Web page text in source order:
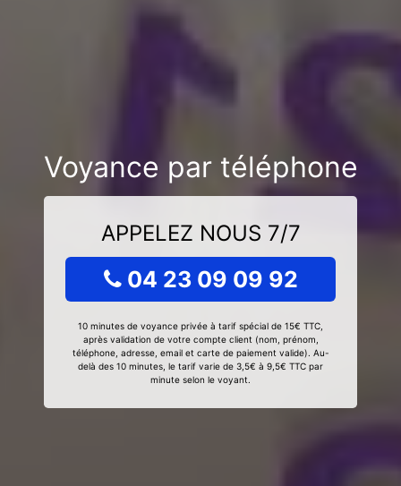
Voyance par téléphone
APPELEZ NOUS 7/7
04 23 09 09 92
10 minutes de voyance privée à tarif spécial de 15€ TTC,
après validation de votre compte client (nom, prénom,
téléphone, adresse, email et carte de paiement valide). Au-
delà des 10 minutes, le tarif varie de 3,5€ à 9,5€ TTC par
minute selon le voyant.